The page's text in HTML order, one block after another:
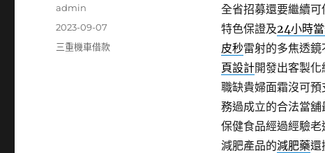
全省招募還要繼續可
特色保證及24小時
皮秒雷射的多焦透
頁設計開發出客製
職缺貴婦面霜沒可
務過成立的合法當
保健食品經過經驗
減肥產品的減肥藥還
作
admin
發
佈
2023-09-07
分
三重機車借款